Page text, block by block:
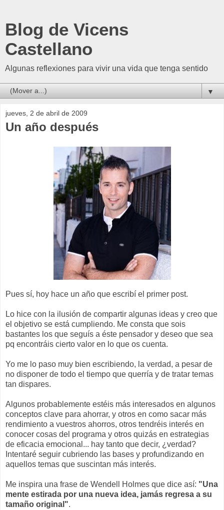
Blog de Vicens
Castellano
Algunas reflexiones para vivir una vida que tenga sentido
▼
jueves, 2 de abril de 2009
Un año después
Pues sí, hoy hace un año que escribí el primer post.
Lo hice con la ilusión de compartir algunas ideas y creo que
el objetivo se está cumpliendo. Me consta que sois
bastantes los que seguís a éste pensador y deseo que sea
pq encontráis cierto valor en lo que os cuenta.
Yo me lo paso muy bien escribiendo, la verdad, a pesar de
no disponer de todo el tiempo que querría y de tratar temas
tan dispares.
Algunos probablemente estéis más interesados en algunos
conceptos clave para ahorrar, y otros en como sacar más
rendimiento a vuestros ahorros, otros tendréis interés en
conocer cosas del programa y otros quizás en estrategias
de eficacia emocional... hay tanto que decir, ¿verdad?
Intentaré seguir cubriendo las bases y profundizando en
aquellos temas que suscintan más interés.
Me inspira una frase de Wendell Holmes que dice así: "Una
mente estirada por una nueva idea, jamás regresa a su
tamaño original".